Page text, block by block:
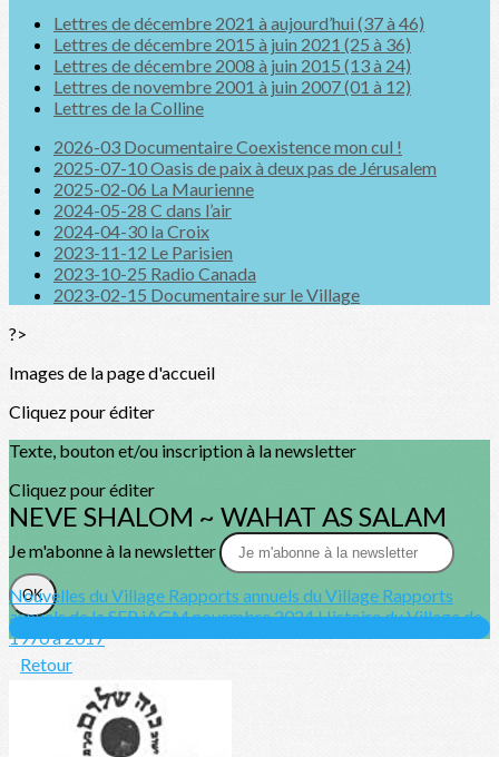
Lettres de décembre 2021 à aujourd’hui (37 à 46)
Lettres de décembre 2015 à juin 2021 (25 à 36)
Lettres de décembre 2008 à juin 2015 (13 à 24)
Lettres de novembre 2001 à juin 2007 (01 à 12)
Lettres de la Colline
2026-03 Documentaire Coexistence mon cul !
2025-07-10 Oasis de paix à deux pas de Jérusalem
2025-02-06 La Maurienne
2024-05-28 C dans l’air
2024-04-30 la Croix
2023-11-12 Le Parisien
2023-10-25 Radio Canada
2023-02-15 Documentaire sur le Village
?>
Images de la page d'accueil
Cliquez pour éditer
Texte, bouton et/ou inscription à la newsletter
Cliquez pour éditer
NEVE SHALOM ~ WAHAT AS SALAM
Je m'abonne à la newsletter
OK
Nouvelles du Village Rapports annuels du Village Rapports
annuels de la SFPiAGM novembre 2024Histoire du Village de
1970 à 2017
Retour